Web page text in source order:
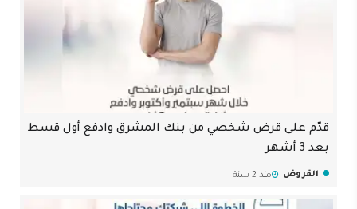
قدّم على قرض شخصي من بنك المشرق وادفع أول قسط
بعد 3 أشهر
القروض منذ 2 سنة